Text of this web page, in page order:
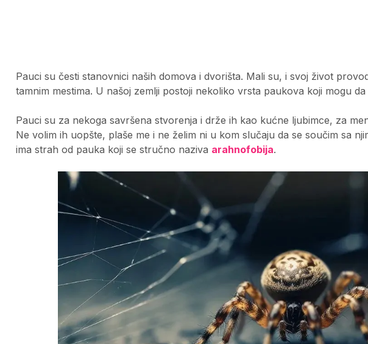
Pauci su česti stanovnici naših domova i dvorišta. Mali su, i svoj život
tamnim mestima. U našoj zemlji postoji nekoliko vrsta paukova koji mogu
Pauci su za nekoga savršena stvorenja i drže ih kao kućne ljubimce, za
Ne volim ih uopšte, plaše me i ne želim ni u kom slučaju da se součim sa
ima strah od pauka koji se stručno naziva arahnofobija.